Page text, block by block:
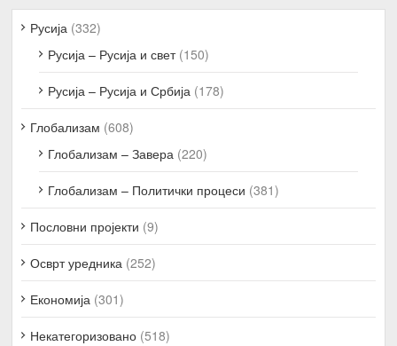
Русија (332)
Русија – Русија и свет(150)
Русија – Русија и Србија (178)
Глобализам (608)
Глобализам – Завера (220)
Глобализам – Политички процеси (381)
Пословни пројекти (9)
Осврт уредника (252)
Економија (301)
Некатегоризовано (518)